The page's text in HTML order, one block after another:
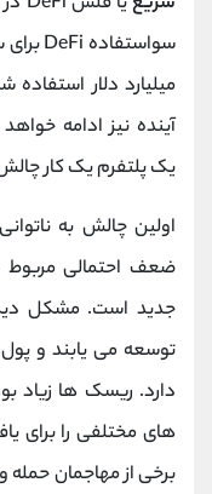
میلیارد دلار
آینده نیز ادامه
یک پلتفرم یک کار
اولین چالش به
ضعف احتمالی مربوط
جدید است. مشکل
توسعه می یابند و
دارد. ریسک ها زیاد
های مختلفی را برای
برخی از مهاجمان